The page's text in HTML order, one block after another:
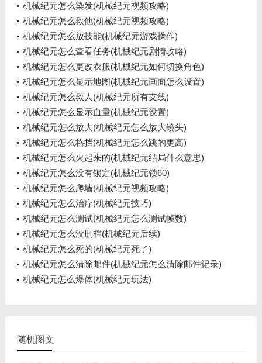
机械纪元怎么染发(机械纪元视频攻略)
机械纪元怎么救他(机械纪元视频攻略)
机械纪元怎么放技能(机械纪元游戏操作)
机械纪元怎么查看任务(机械纪元剧情攻略)
机械纪元怎么更改衣服(机械纪元如何切换角色)
机械纪元怎么显示地图(机械纪元画面怎么设置)
机械纪元怎么救人(机械纪元所有支线)
机械纪元怎么显示血量(机械纪元设置)
机械纪元怎么放大(机械纪元怎么放大镜头)
机械纪元怎么格挡(机械纪元怎么跳的更高)
机械纪元怎么火起来的(机械纪元结局什么意思)
机械纪元怎么没有锁定(机械纪元锁60)
机械纪元怎么爬墙(机械纪元视频攻略)
机械纪元怎么治疗(机械纪元技巧)
机械纪元怎么测试(机械纪元怎么测试帧数)
机械纪元怎么没删档(机械纪元后续)
机械纪元怎么死的(机械纪元死了)
机械纪元怎么清除邮件(机械纪元怎么清除邮件记录)
机械纪元怎么爆体(机械纪元玩法)
随机图文